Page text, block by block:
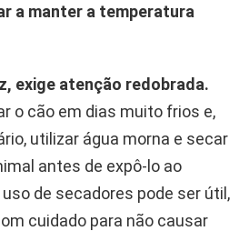
a manter a temperatura
exige atenção redobrada.
o cão em dias muito frios e,
utilizar água morna e secar
antes de expô-lo ao
de secadores pode ser útil,
cuidado para não causar